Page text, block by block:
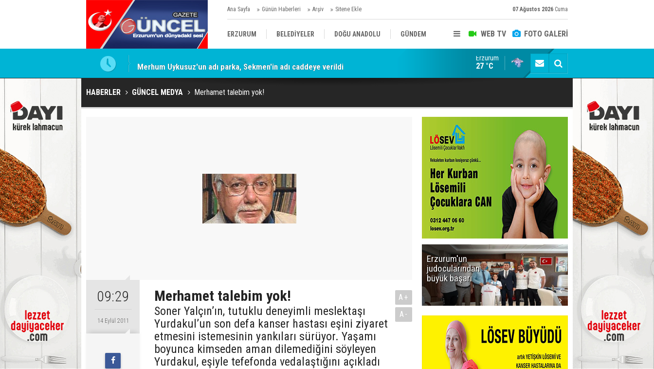
Ana Sayfa Günün Haberleri Arşiv Sitene Ekle 07 Ağustos 2026 Cuma
WEB TV FOTO GALERİ
ERZURUM BELEDİYELER DOĞU ANADOLU GÜNDEM
SİYASET AFAD/ SAVAŞ SPOR
KÜLTÜR/SANAT//MAĞAZİN
Merhum Uykusuz'un adı parka, Sekmen'in adı caddeye verildi Konuşanlar'a katıldı, söyledikleri başına iş açtı!
Erzurum
27 °C
HABERLER GÜNCEL MEDYA Merhamet talebim yok!
09:29
14 Eylül 2011
Merhamet talebim yok!
Soner Yalçın’ın, tutuklu deneyimli meslektaşı
Yurdakul’un son defa kanser hastası eşini ziyaret
etmesini istemesinin yankıları sürüyor. Yaşamı
boyunca kimseden aman dilemediğini söyleyen
Yurdakul, eşiyle tefefonda vedalaştığını açıkladı
A+
A-
Erzurum'un
judocularından
büyük başarı